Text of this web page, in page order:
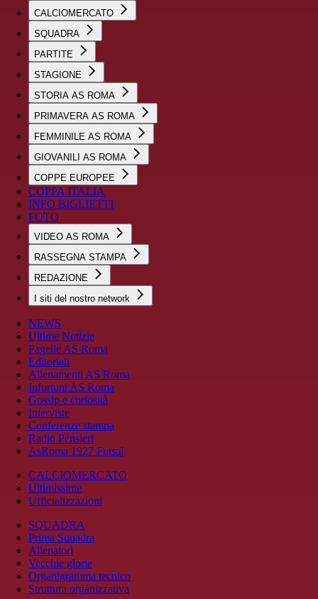
CALCIOMERCATO
SQUADRA
PARTITE
STAGIONE
STORIA AS ROMA
PRIMAVERA AS ROMA
FEMMINILE AS ROMA
GIOVANILI AS ROMA
COPPE EUROPEE
COPPA ITALIA
INFO BIGLIETTI
FOTO
VIDEO AS ROMA
RASSEGNA STAMPA
REDAZIONE
I siti del nostro network
NEWS
Ultime Notizie
Pagelle AS Roma
Editoriali
Allenamenti AS Roma
Infortuni AS Roma
Gossip e curiosità
Interviste
Conferenze stampa
Radio Pensieri
AsRoma 1927 Futsal
CALCIOMERCATO
Ultimissime
Ufficializzazioni
SQUADRA
Prima Squadra
Allenatori
Vecchie glorie
Organigramma tecnico
Struttura organizzativa